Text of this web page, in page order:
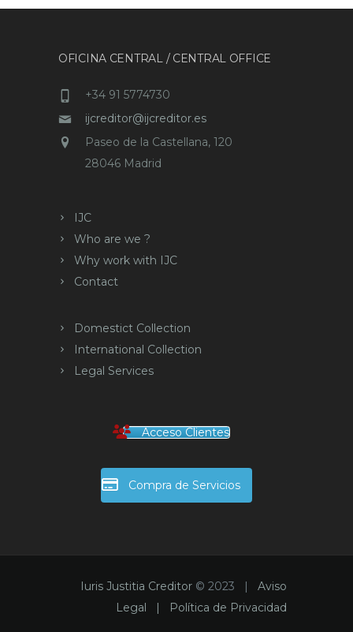
OFICINA CENTRAL / CENTRAL OFFICE
+34 91 5774730
ijcreditor@ijcreditor.es
Paseo de la Castellana, 120
28046 Madrid
IJC
Who are we ?
Why work with IJC
Contact
Domestict Collection
International Collection
Legal Services
Acceso Clientes
Compra de Servicios
Iuris Justitia Creditor © 2023 | Aviso
Legal |
Política de Privacidad